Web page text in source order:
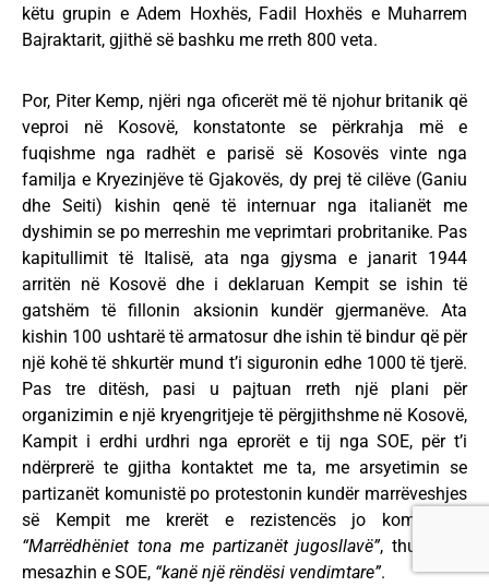
këtu grupin e Adem Hoxhës, Fadil Hoxhës e Muharrem
Bajraktarit, gjithë së bashku me rreth 800 veta.
Por, Piter Kemp, njëri nga oficerët më të njohur britanik që
veproi në Kosovë, konstatonte se përkrahja më e
fuqishme nga radhët e parisë së Kosovës vinte nga
familja e Kryezinjëve të Gjakovës, dy prej të cilëve (Ganiu
dhe Seiti) kishin qenë të internuar nga italianët me
dyshimin se po merreshin me veprimtari probritanike. Pas
kapitullimit të Italisë, ata nga gjysma e janarit 1944
arritën në Kosovë dhe i deklaruan Kempit se ishin të
gatshëm të fillonin aksionin kundër gjermanëve. Ata
kishin 100 ushtarë të armatosur dhe ishin të bindur që për
një kohë të shkurtër mund t’i siguronin edhe 1000 të tjerë.
Pas tre ditësh, pasi u pajtuan rreth një plani për
organizimin e një kryengritjeje të përgjithshme në Kosovë,
Kampit i erdhi urdhri nga eprorët e tij nga SOE, për t’i
ndërprerë te gjitha kontaktet me ta, me arsyetimin se
partizanët komunistë po protestonin kundër marrëveshjes
së Kempit me krerët e rezistencës jo komuniste.
“Marrëdhëniet tona me partizanët jugosllavë”, thuhej në
mesazhin e SOE, “kanë një rëndësi vendimtare”.